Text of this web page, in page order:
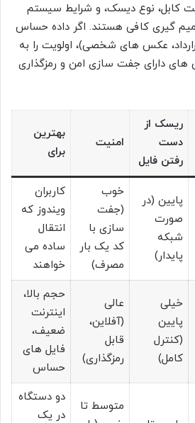
کابل، نوع دیسک، و شرایط سیستم
گیری کافی هستند. اگر داده حساس
عکس های شخصی)، اولویت را به
دارای جفت سازی امن و رمزگذاری
ریسک از
دست
رفتن فایل
امنیت
بهترین
برای
پایین (در
صورت
شبکه
پایدار)
خوب
(جفت
سازی با
کد یک بار
مصرف)
کاربران
ویندوز که
انتقال
ساده می
خواهند
خیلی
پایین
(کنترل
کامل)
عالی
(آفلاین،
قابل
رمزگذاری)
حجم بالا،
اینترنت
ضعیف،
فایل های
حساس
متوسط تا
دو دستگاه
در یک